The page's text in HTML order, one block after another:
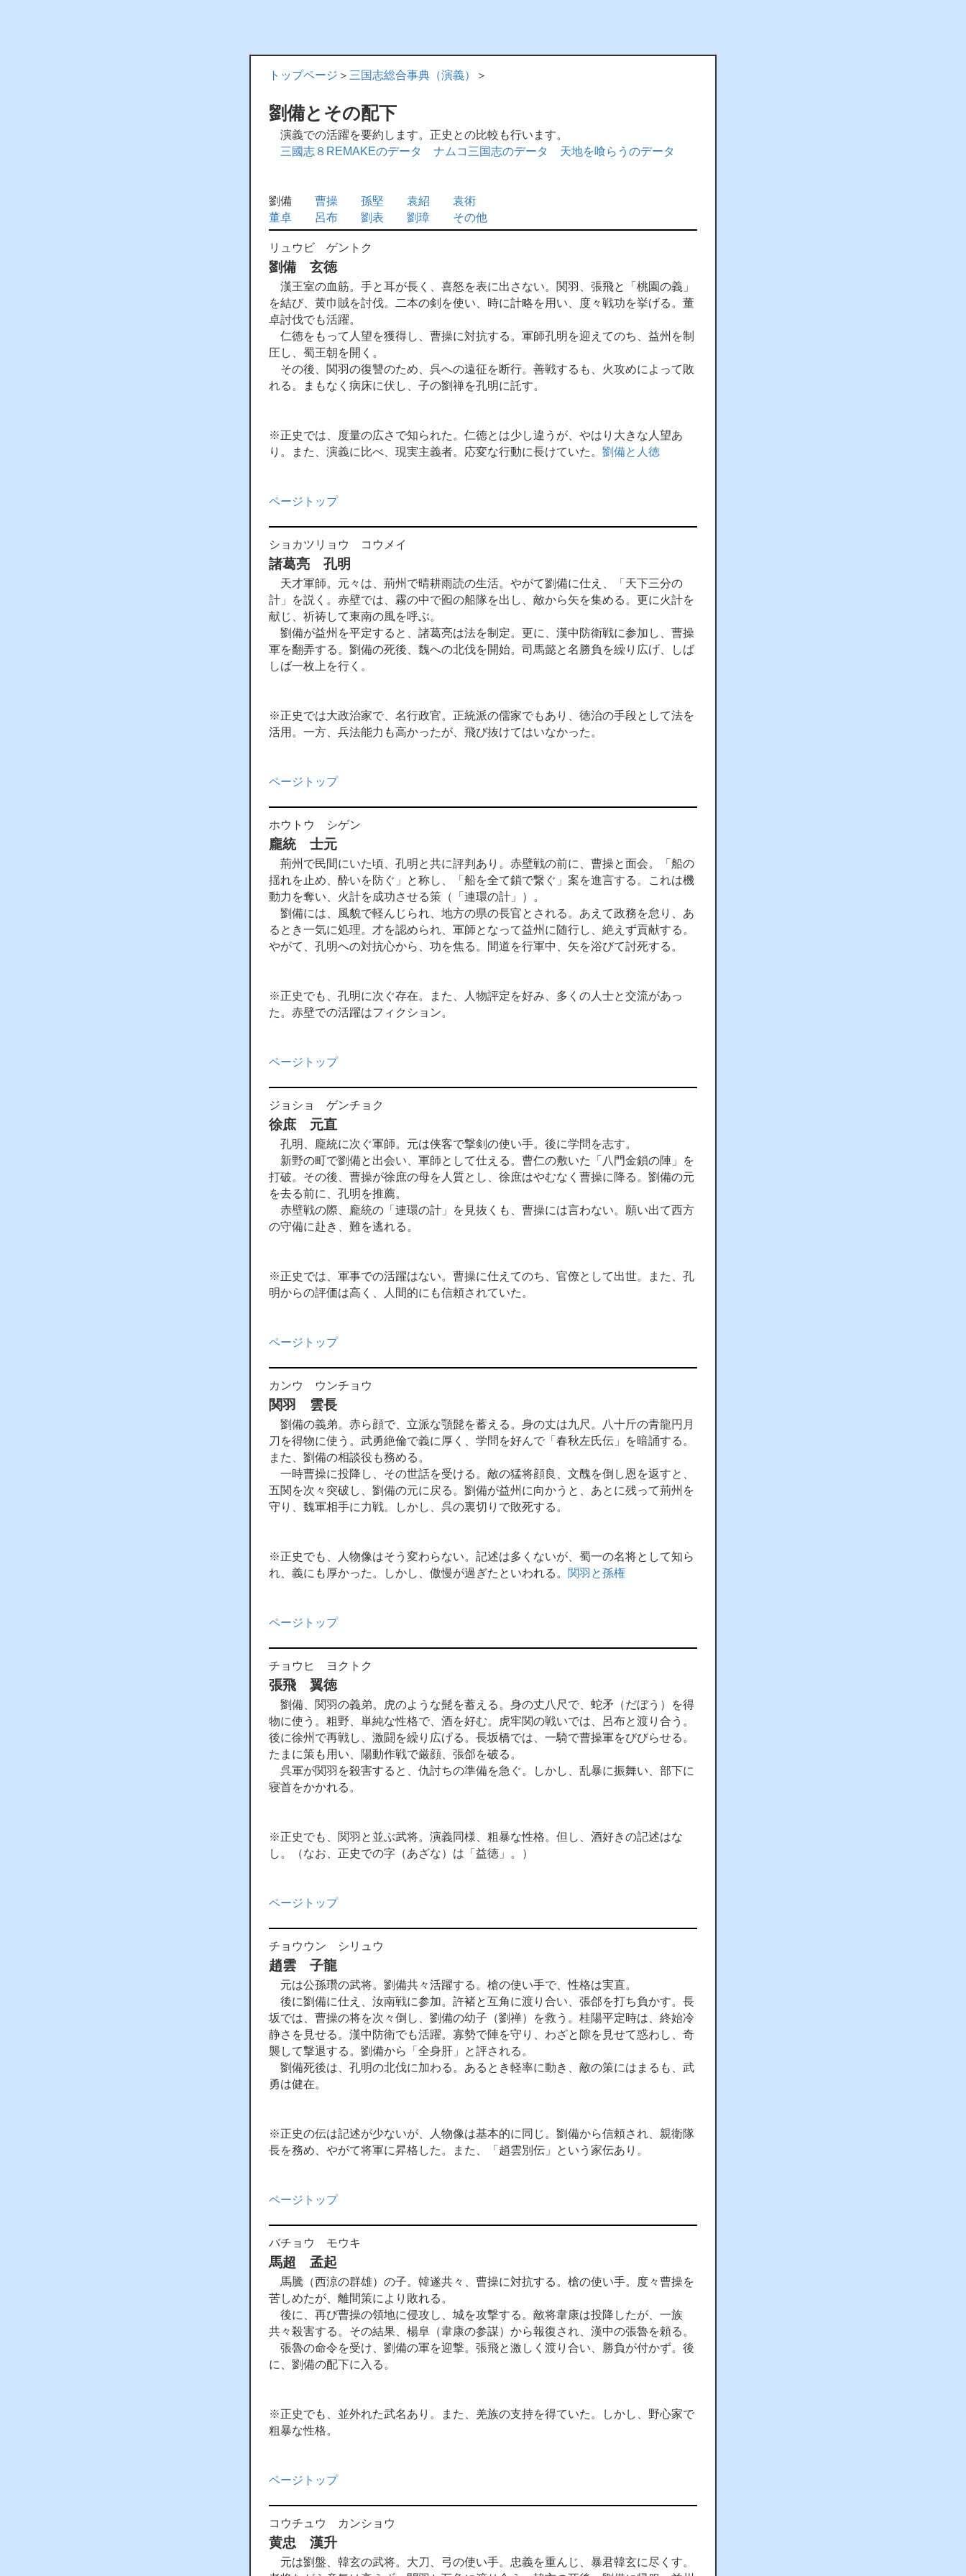
トップページ ＞ 三国志総合事典（演義） ＞
劉備とその配下
演義での活躍を要約します。正史との比較も行います。
三國志８REMAKEのデータ
ナムコ三国志のデータ 天地を喰らうのデータ
劉備 曹操 孫堅 袁紹
袁術
董卓
呂布 劉表 劉璋 その他
リュウビ ゲントク
劉備 玄徳
漢王室の血筋。手と耳が長く、喜怒を表に出さない。関羽、張飛と「桃園の義」
を結び、黄巾賊を討伐。二本の剣を使い、時に計略を用い、度々戦功を挙げる。董
卓討伐でも活躍。
仁徳をもって人望を獲得し、曹操に対抗する。軍師孔明を迎えてのち、益州を制
圧し、蜀王朝を開く。
その後、関羽の復讐のため、呉への遠征を断行。善戦するも、火攻めによって敗
れる。まもなく病床に伏し、子の劉禅を孔明に託す。
※正史では、度量の広さで知られた。仁徳とは少し違うが、やはり大きな人望あ
り。また、演義に比べ、現実主義者。応変な行動に長けていた。 劉備と人徳
ページトップ
ショカツリョウ コウメイ
諸葛亮 孔明
天才軍師。元々は、荊州で晴耕雨読の生活。やがて劉備に仕え、「天下三分の
計」を説く。赤壁では、霧の中で囮の船隊を出し、敵から矢を集める。更に火計を
献じ、祈祷して東南の風を呼ぶ。
劉備が益州を平定すると、諸葛亮は法を制定。更に、漢中防衛戦に参加し、曹操
軍を翻弄する。劉備の死後、魏への北伐を開始。司馬懿と名勝負を繰り広げ、しば
しば一枚上を行く。
※正史では大政治家で、名行政官。正統派の儒家でもあり、徳治の手段として法を
活用。一方、兵法能力も高かったが、飛び抜けてはいなかった。
ページトップ
ホウトウ シゲン
龐統 士元
荊州で民間にいた頃、孔明と共に評判あり。赤壁戦の前に、曹操と面会。「船の
揺れを止め、酔いを防ぐ」と称し、「船を全て鎖で繋ぐ」案を進言する。これは機
動力を奪い、火計を成功させる策（「連環の計」）。
劉備には、風貌で軽んじられ、地方の県の長官とされる。あえて政務を怠り、あ
るとき一気に処理。才を認められ、軍師となって益州に随行し、絶えず貢献する。
やがて、孔明への対抗心から、功を焦る。間道を行軍中、矢を浴びて討死する。
※正史でも、孔明に次ぐ存在。また、人物評定を好み、多くの人士と交流があっ
た。赤壁での活躍はフィクション。
ページトップ
ジョショ ゲンチョク
徐庶 元直
孔明、龐統に次ぐ軍師。元は侠客で撃剣の使い手。後に学問を志す。
新野の町で劉備と出会い、軍師として仕える。曹仁の敷いた「八門金鎖の陣」を
打破。その後、曹操が徐庶の母を人質とし、徐庶はやむなく曹操に降る。劉備の元
を去る前に、孔明を推薦。
赤壁戦の際、龐統の「連環の計」を見抜くも、曹操には言わない。願い出て西方
の守備に赴き、難を逃れる。
※正史では、軍事での活躍はない。曹操に仕えてのち、官僚として出世。また、孔
明からの評価は高く、人間的にも信頼されていた。
ページトップ
カンウ ウンチョウ
関羽 雲長
劉備の義弟。赤ら顔で、立派な顎髭を蓄える。身の丈は九尺。八十斤の青龍円月
刀を得物に使う。武勇絶倫で義に厚く、学問を好んで「春秋左氏伝」を暗誦する。
また、劉備の相談役も務める。
一時曹操に投降し、その世話を受ける。敵の猛将顔良、文醜を倒し恩を返すと、
五関を次々突破し、劉備の元に戻る。劉備が益州に向かうと、あとに残って荊州を
守り、魏軍相手に力戦。しかし、呉の裏切りで敗死する。
※正史でも、人物像はそう変わらない。記述は多くないが、蜀一の名将として知ら
れ、義にも厚かった。しかし、傲慢が過ぎたといわれる。 関羽と孫権
ページトップ
チョウヒ ヨクトク
張飛 翼徳
劉備、関羽の義弟。虎のような髭を蓄える。身の丈八尺で、蛇矛（だぼう）を得
物に使う。粗野、単純な性格で、酒を好む。虎牢関の戦いでは、呂布と渡り合う。
後に徐州で再戦し、激闘を繰り広げる。長坂橋では、一騎で曹操軍をびびらせる。
たまに策も用い、陽動作戦で厳顔、張郃を破る。
呉軍が関羽を殺害すると、仇討ちの準備を急ぐ。しかし、乱暴に振舞い、部下に
寝首をかかれる。
※正史でも、関羽と並ぶ武将。演義同様、粗暴な性格。但し、酒好きの記述はな
し。（なお、正史での字（あざな）は「益徳」。）
ページトップ
チョウウン シリュウ
趙雲 子龍
元は公孫瓚の武将。劉備共々活躍する。槍の使い手で、性格は実直。
後に劉備に仕え、汝南戦に参加。許褚と互角に渡り合い、張郃を打ち負かす。長
坂では、曹操の将を次々倒し、劉備の幼子（劉禅）を救う。桂陽平定時は、終始冷
静さを見せる。漢中防衛でも活躍。寡勢で陣を守り、わざと隙を見せて惑わし、奇
襲して撃退する。劉備から「全身肝」と評される。
劉備死後は、孔明の北伐に加わる。あるとき軽率に動き、敵の策にはまるも、武
勇は健在。
※正史の伝は記述が少ないが、人物像は基本的に同じ。劉備から信頼され、親衛隊
長を務め、やがて将軍に昇格した。また、「趙雲別伝」という家伝あり。
ページトップ
バチョウ モウキ
馬超 孟起
馬騰（西涼の群雄）の子。韓遂共々、曹操に対抗する。槍の使い手。度々曹操を
苦しめたが、離間策により敗れる。
後に、再び曹操の領地に侵攻し、城を攻撃する。敵将韋康は投降したが、一族
共々殺害する。その結果、楊阜（韋康の参謀）から報復され、漢中の張魯を頼る。
張魯の命令を受け、劉備の軍を迎撃。張飛と激しく渡り合い、勝負が付かず。後
に、劉備の配下に入る。
※正史でも、並外れた武名あり。また、羌族の支持を得ていた。しかし、野心家で
粗暴な性格。
ページトップ
コウチュウ カンショウ
黄忠 漢升
元は劉盤、韓玄の武将。大刀、弓の使い手。忠義を重んじ、暴君韓玄に尽くす。